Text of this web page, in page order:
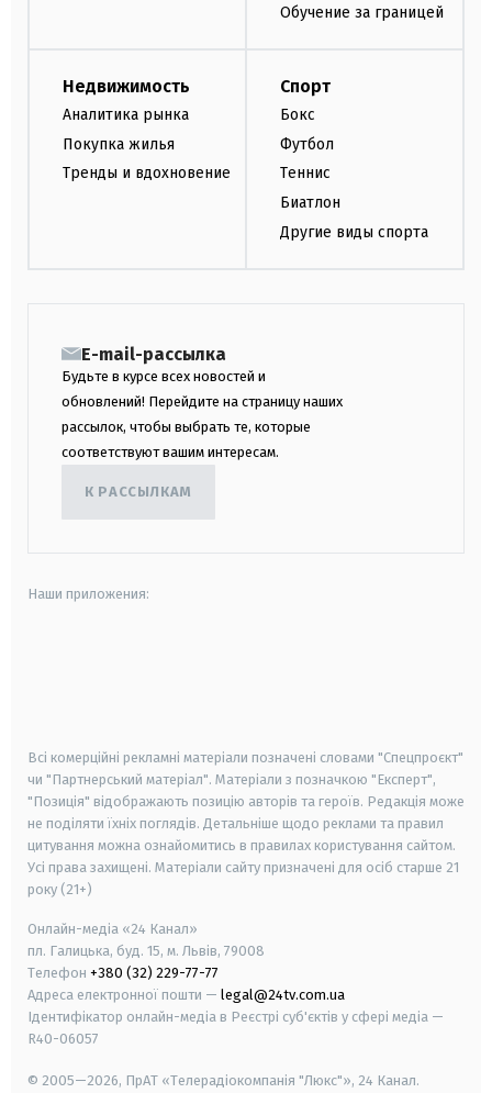
Обучение за границей
Недвижимость
Аналитика рынка
Покупка жилья
Тренды и вдохновение
Спорт
Бокс
Футбол
Теннис
Биатлон
Другие виды спорта
E-mail-рассылка
Будьте в курсе всех новостей и
обновлений! Перейдите на страницу наших
рассылок, чтобы выбрать те, которые
соответствуют вашим интересам.
К РАССЫЛКАМ
Наши приложения:
Всі комерційні рекламні матеріали позначені словами "Спецпроєкт"
чи "Партнерський матеріал". Матеріали з позначкою "Експерт",
"Позиція" відображають позицію авторів та героїв. Редакція може
не поділяти їхніх поглядів. Детальніше щодо реклами та правил
цитування можна ознайомитись в правилах користування сайтом.
Усі права захищені. Матеріали сайту призначені для осіб старше 21
року (21+)
Онлайн-медіа «24 Канал»
пл. Галицька, буд. 15, м. Львів, 79008
Телефон +380 (32) 229-77-77
Адреса електронної пошти — legal@24tv.com.ua
Ідентифікатор онлайн-медіа в Реєстрі суб'єктів у сфері медіа —
R40-06057
© 2005—2026, ПрАТ «Телерадіокомпанія "Люкс"», 24 Канал.